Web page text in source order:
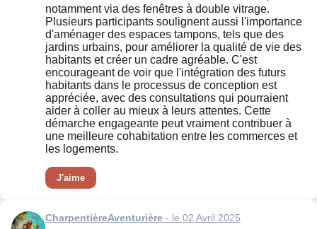
notamment via des fenêtres à double vitrage.
Plusieurs participants soulignent aussi l'importance
d'aménager des espaces tampons, tels que des
jardins urbains, pour améliorer la qualité de vie des
habitants et créer un cadre agréable. C'est
encourageant de voir que l'intégration des futurs
habitants dans le processus de conception est
appréciée, avec des consultations qui pourraient
aider à coller au mieux à leurs attentes. Cette
démarche engageante peut vraiment contribuer à
une meilleure cohabitation entre les commerces et
les logements.
J'aime
CharpentièreAventurière - le 02 Avril 2025